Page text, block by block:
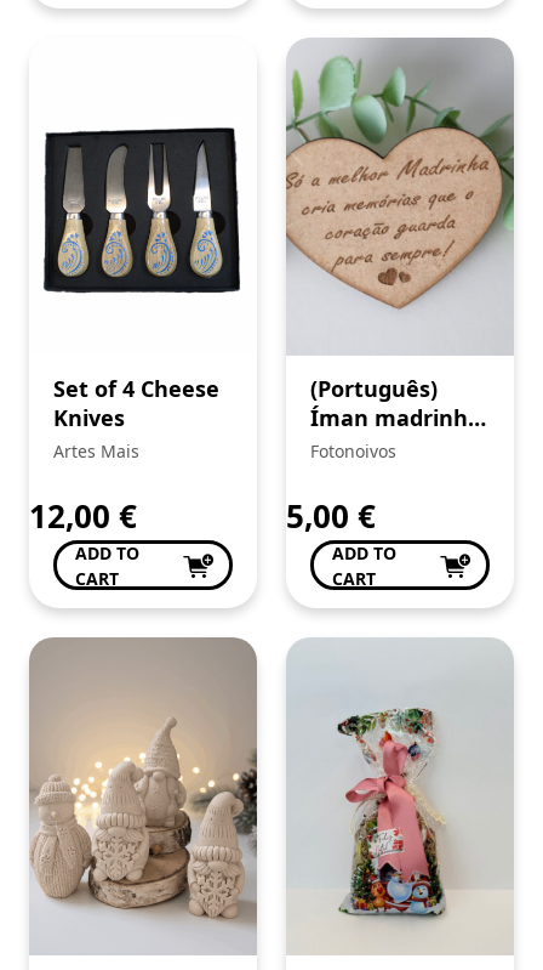
Set of 4 Cheese
Knives
Artes Mais
12,00 €
ADD TO
CART
(Português)
Íman madrinha
Coração
Fotonoivos
5,00 €
ADD TO
CART